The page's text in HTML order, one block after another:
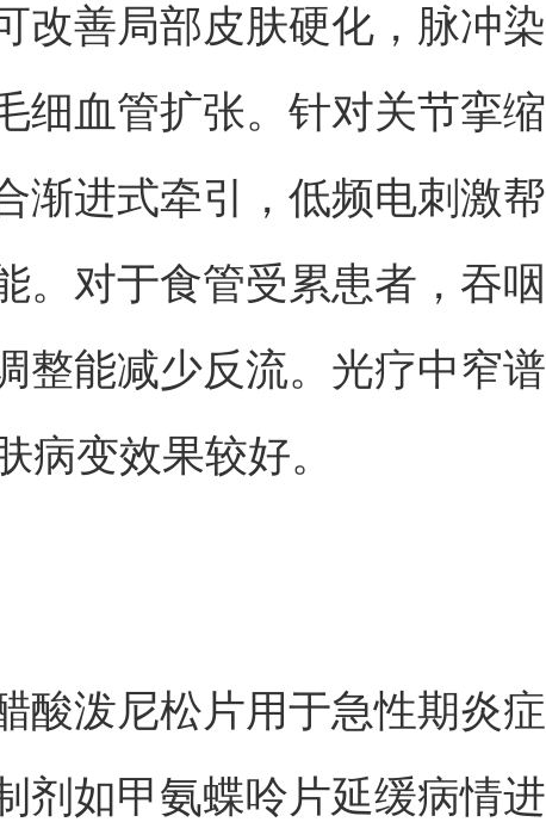
改善局部皮肤硬化，脉冲染
细血管扩张。针对关节挛缩
渐进式牵引，低频电刺激帮
。对于食管受累患者，吞咽
整能减少反流。光疗中窄谱
病变效果较好。
酸泼尼松片用于急性期炎症
剂如甲氨蝶呤片延缓病情进